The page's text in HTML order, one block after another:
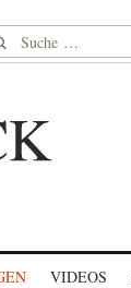
nach:
VIDEOS